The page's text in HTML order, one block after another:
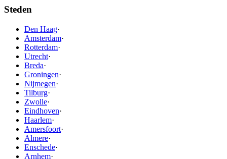
Steden
Den Haag·
Amsterdam·
Rotterdam·
Utrecht·
Breda·
Groningen·
Nijmegen·
Tilburg·
Zwolle·
Eindhoven·
Haarlem·
Amersfoort·
Almere·
Enschede·
Arnhem·